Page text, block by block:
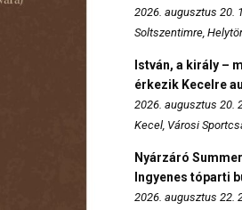
2026. augusztus 20.
Soltszentimre,
István, a király –
érkezik Kecelre
2026. augusztus 20.
Kecel, Városi
Nyárzáró
Ingyenes tóparti
2026. augusztus 22.